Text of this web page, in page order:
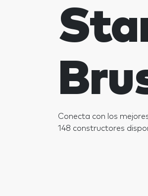
Conecta con los
148 constructores